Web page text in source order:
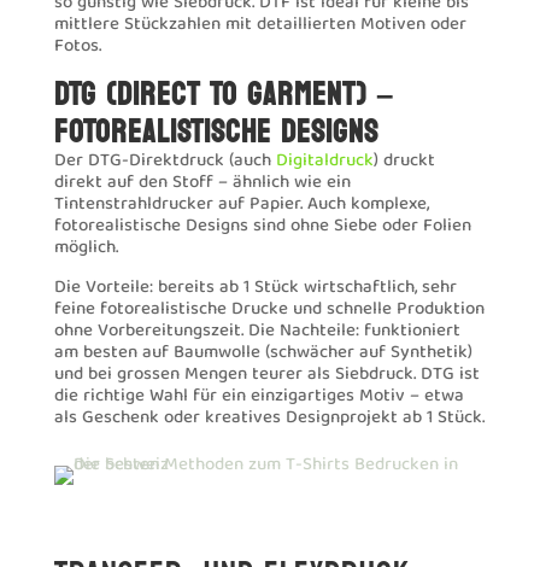
mittlere Stückzahlen mit detaillierten Motiven oder
Fotos.
DTG (DIRECT TO GARMENT) –
FOTOREALISTISCHE DESIGNS
Der DTG-Direktdruck (auch Digitaldruck) druckt
direkt auf den Stoff – ähnlich wie ein
Tintenstrahldrucker auf Papier. Auch komplexe,
fotorealistische Designs sind ohne Siebe oder Folien
möglich.
Die Vorteile: bereits ab 1 Stück wirtschaftlich, sehr
feine fotorealistische Drucke und schnelle Produktion
ohne Vorbereitungszeit. Die Nachteile: funktioniert
am besten auf Baumwolle (schwächer auf Synthetik)
und bei grossen Mengen teurer als Siebdruck. DTG ist
die richtige Wahl für ein einzigartiges Motiv – etwa
als Geschenk oder kreatives Designprojekt ab 1 Stück.